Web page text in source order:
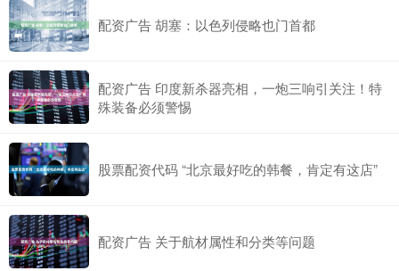
配资广告 胡塞：以色列侵略也门首都
配资广告 印度新杀器亮相，一炮三响引关注！特
殊装备必须警惕
股票配资代码 “北京最好吃的韩餐，肯定有这店”
配资广告 关于航材属性和分类等问题